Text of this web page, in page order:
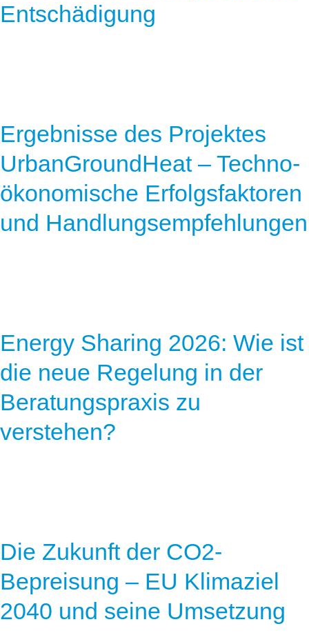
Entschädigung
Ergebnisse des Projektes
UrbanGroundHeat – Techno-
ökonomische Erfolgsfaktoren
und Handlungsempfehlungen
Energy Sharing 2026: Wie ist
die neue Regelung in der
Beratungspraxis zu
verstehen?
Die Zukunft der CO2-
Bepreisung – EU Klimaziel
2040 und seine Umsetzung